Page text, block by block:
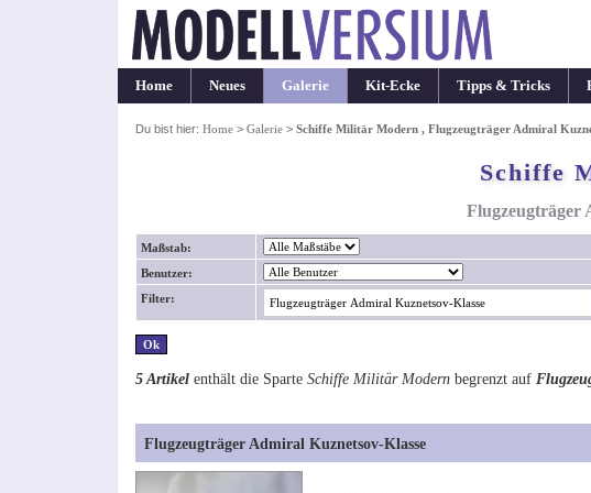
Home Neues Galerie Kit-Ecke Tipps & Tricks
Du bist hier: Home> Galerie> Schiffe Militär Modern , Flugzeugträger Admiral
Schiffe
Flugzeugträger
Maßstab:
Benutzer:
Filter:
5 Artikelenthält die Sparte Schiffe Militär Modernbegrenzt auf
Flugzeugträger Admiral Kuznetsov-Klasse